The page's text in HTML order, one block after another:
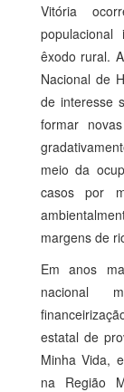
Vitória
populacional
êxodo rural.
Nacional de
de interesse
formar
meio da
casos por
margens de
Em anos
nacional
estatal de
Minha Vida,
na Região